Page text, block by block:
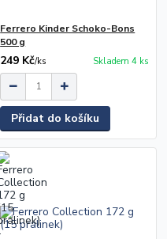
Ferrero Kinder Schoko-Bons
500 g
249 Kč/ks Skladem 4 ks
Přidat do košíku